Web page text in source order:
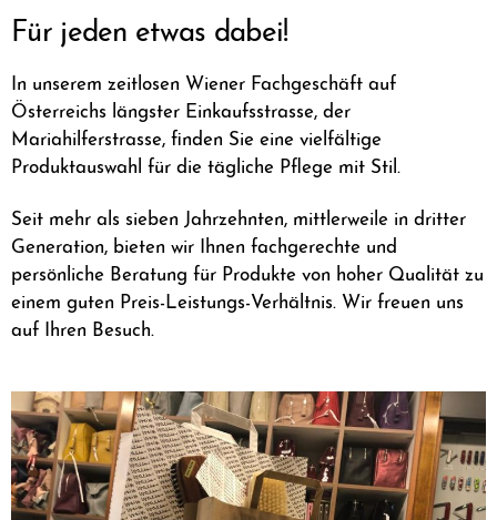
Für jeden etwas dabei!​
In unserem zeitlosen Wiener Fachgeschäft auf
Österreichs längster Einkaufsstrasse, der
Mariahilferstrasse, finden Sie eine vielfältige
Produktauswahl für die tägliche Pflege mit Stil.
Seit mehr als sieben Jahrzehnten, mittlerweile in dritter
Generation, bieten wir Ihnen fachgerechte und
persönliche Beratung für Produkte von hoher Qualität zu
einem guten Preis-Leistungs-Verhältnis. Wir freuen uns
auf Ihren Besuch.